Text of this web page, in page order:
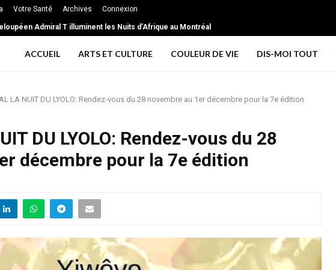
Votre Santé Archives Connexion
jalousie extrême … les signes d’une relation toxique
ACCUEIL ARTS ET CULTURE COULEUR DE VIE DIS-MOI TOUT
LA NUIT DU LYOLO: Rendez-vous du 28 novembre au 1er décembre pour la 7e édition
DU LYOLO: Rendez-vous du 28
décembre pour la 7e édition